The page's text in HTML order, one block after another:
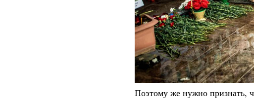
Поэтому же нужно признать,